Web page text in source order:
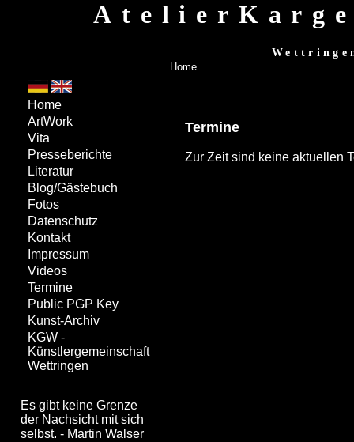
Home
Termine
Zur Zeit sind keine aktuellen
Home
ArtWork
Vita
Presseberichte
Literatur
Blog/Gästebuch
Fotos
Datenschutz
Kontakt
Impressum
Videos
Termine
Public PGP Key
Kunst-Archiv
KGW -
Künstlergemeinschaft
Wettringen
Es gibt keine Grenze
der Nachsicht mit sich
selbst. - Martin Walser